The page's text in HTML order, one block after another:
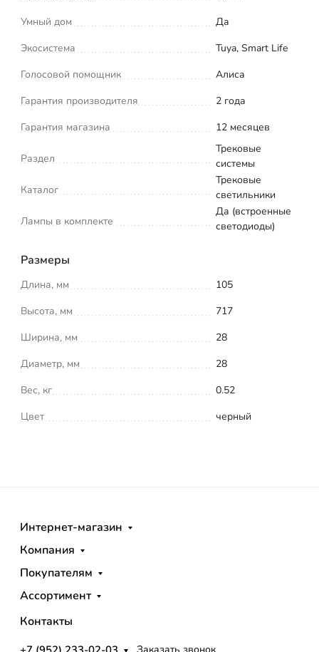
Умный дом
Да
Экосистема
Tuya, Smart Life
Голосовой помощник
Алиса
Гарантия производителя
2 года
Гарантия магазина
12 месяцев
Раздел
Трековые
системы
Каталог
Трековые
светильники
Лампы в комплекте
Да (встроенные
светодиоды)
Размеры
Длина, мм
105
Высота, мм
717
Ширина, мм
28
Диаметр, мм
28
Вес, кг
0.52
Цвет
черный
Интернет-магазин
Компания
Покупателям
Ассортимент
Контакты